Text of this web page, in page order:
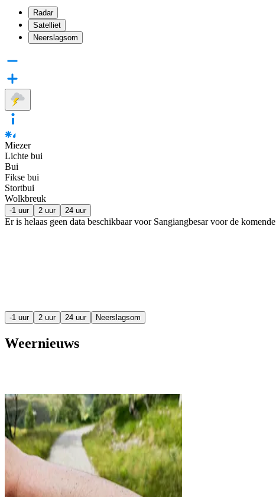
Radar
Satelliet
Neerslagsom
Miezer
Lichte bui
Bui
Fikse bui
Stortbui
Wolkbreuk
-1 uur 2 uur 24 uur
Er is helaas geen data beschikbaar voor Sangiangbesar voor de komende
-1 uur 2 uur 24 uur Neerslagsom
Weernieuws